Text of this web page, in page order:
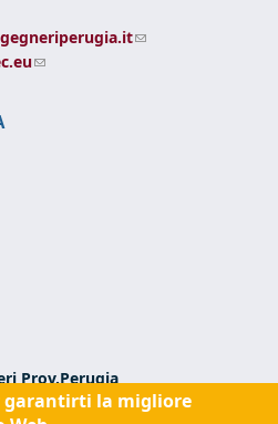
(link sends e-mail)
(link sends e-mail)
Prov.Perugia
Perugia
garantirti la migliore